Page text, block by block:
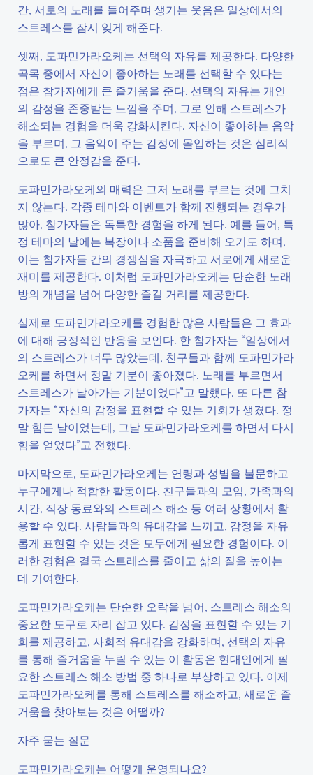
간, 서로의 노래를 들어주며 생기는 웃음은 일상에서의
스트레스를 잠시 잊게 해준다.
셋째, 도파민가라오케는 선택의 자유를 제공한다. 다양한
곡목 중에서 자신이 좋아하는 노래를 선택할 수 있다는
점은 참가자에게 큰 즐거움을 준다. 선택의 자유는 개인
의 감정을 존중받는 느낌을 주며, 그로 인해 스트레스가
해소되는 경험을 더욱 강화시킨다. 자신이 좋아하는 음악
을 부르며, 그 음악이 주는 감정에 몰입하는 것은 심리적
으로도 큰 안정감을 준다.
도파민가라오케의 매력은 그저 노래를 부르는 것에 그치
지 않는다. 각종 테마와 이벤트가 함께 진행되는 경우가
많아, 참가자들은 독특한 경험을 하게 된다. 예를 들어, 특
정 테마의 날에는 복장이나 소품을 준비해 오기도 하며,
이는 참가자들 간의 경쟁심을 자극하고 서로에게 새로운
재미를 제공한다. 이처럼 도파민가라오케는 단순한 노래
방의 개념을 넘어 다양한 즐길 거리를 제공한다.
실제로 도파민가라오케를 경험한 많은 사람들은 그 효과
에 대해 긍정적인 반응을 보인다. 한 참가자는 “일상에서
의 스트레스가 너무 많았는데, 친구들과 함께 도파민가라
오케를 하면서 정말 기분이 좋아졌다. 노래를 부르면서
스트레스가 날아가는 기분이었다”고 말했다. 또 다른 참
가자는 “자신의 감정을 표현할 수 있는 기회가 생겼다. 정
말 힘든 날이었는데, 그날 도파민가라오케를 하면서 다시
힘을 얻었다”고 전했다.
마지막으로, 도파민가라오케는 연령과 성별을 불문하고
누구에게나 적합한 활동이다. 친구들과의 모임, 가족과의
시간, 직장 동료와의 스트레스 해소 등 여러 상황에서 활
용할 수 있다. 사람들과의 유대감을 느끼고, 감정을 자유
롭게 표현할 수 있는 것은 모두에게 필요한 경험이다. 이
러한 경험은 결국 스트레스를 줄이고 삶의 질을 높이는
데 기여한다.
도파민가라오케는 단순한 오락을 넘어, 스트레스 해소의
중요한 도구로 자리 잡고 있다. 감정을 표현할 수 있는 기
회를 제공하고, 사회적 유대감을 강화하며, 선택의 자유
를 통해 즐거움을 누릴 수 있는 이 활동은 현대인에게 필
요한 스트레스 해소 방법 중 하나로 부상하고 있다. 이제
도파민가라오케를 통해 스트레스를 해소하고, 새로운 즐
거움을 찾아보는 것은 어떨까?
자주 묻는 질문
도파민가라오케는 어떻게 운영되나요?